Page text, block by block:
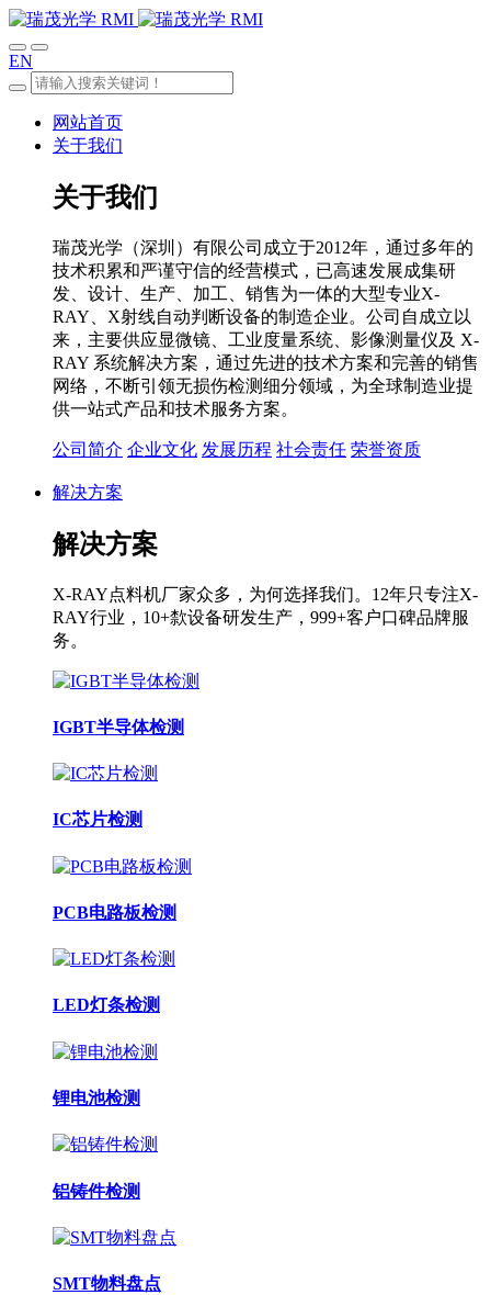
EN
网站首页
关于我们
关于我们
瑞茂光学（深圳）有限公司成立于2012年，通过多年的
技术积累和严谨守信的经营模式，已高速发展成集研
发、设计、生产、加工、销售为一体的大型专业X-
RAY、X射线自动判断设备的制造企业。公司自成立以
来，主要供应显微镜、工业度量系统、影像测量仪及 X-
RAY 系统解决方案，通过先进的技术方案和完善的销售
网络，不断引领无损伤检测细分领域，为全球制造业提
供一站式产品和技术服务方案。
公司简介 企业文化 发展历程 社会责任 荣誉资质
解决方案
解决方案
X-RAY点料机厂家众多，为何选择我们。12年只专注X-
RAY行业，10+歀设备研发生产，999+客户口碑品牌服
务。
IGBT半导体检测
IC芯片检测
PCB电路板检测
LED灯条检测
锂电池检测
铝铸件检测
SMT物料盘点